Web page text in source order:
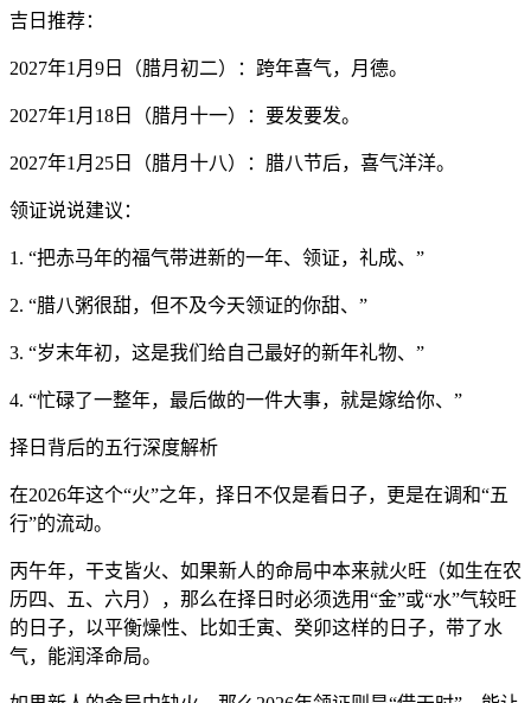
吉日推荐：
2027年1月9日（腊月初二）：跨年喜气，月德。
2027年1月18日（腊月十一）：要发要发。
2027年1月25日（腊月十八）：腊八节后，喜气洋洋。
领证说说建议：
1. “把赤马年的福气带进新的一年、领证，礼成、”
2. “腊八粥很甜，但不及今天领证的你甜、”
3. “岁末年初，这是我们给自己最好的新年礼物、”
4. “忙碌了一整年，最后做的一件大事，就是嫁给你、”
择日背后的五行深度解析
在2026年这个“火”之年，择日不仅是看日子，更是在调和“五
行”的流动。
丙午年，干支皆火、如果新人的命局中本来就火旺（如生在农
历四、五、六月），那么在择日时必须选用“金”或“水”气较旺
的日子，以平衡燥性、比如壬寅、癸卯这样的日子，带了水
气，能润泽命局。